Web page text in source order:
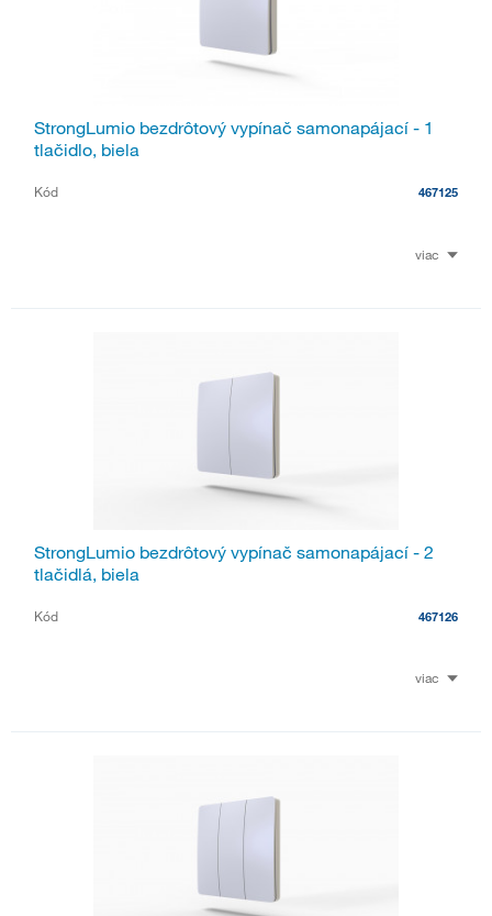
StrongLumio bezdrôtový vypínač samonapájací - 1
tlačidlo, biela
Kód 467125
viac
StrongLumio bezdrôtový vypínač samonapájací - 2
tlačidlá, biela
Kód 467126
viac